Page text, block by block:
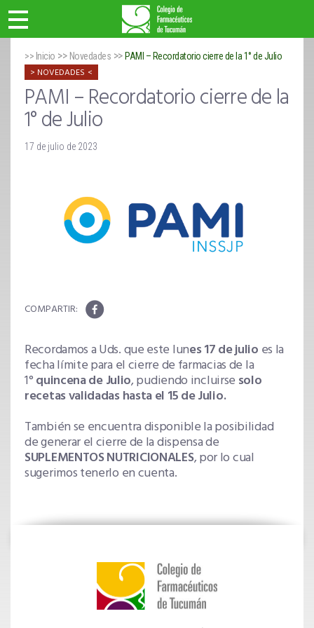
>> Inicio >> Novedades >> PAMI – Recordatorio cierre de la 1° de Julio
NOVEDADES
PAMI – Recordatorio cierre de la
1° de Julio
17 de julio de 2023
Recordamos a Uds. que este lunes 17 de julio es la
fecha límite para el cierre de farmacias de la
1°quincena de Julio, pudiendo incluirse solo
recetas validadas hasta el 15 de Julio.
También se encuentra disponible la posibilidad
de generar el cierre de la dispensa de
SUPLEMENTOS NUTRICIONALES, por lo cual
sugerimos tenerlo en cuenta.